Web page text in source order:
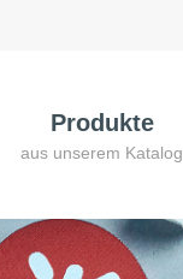
Produkte
aus unserem Katalog